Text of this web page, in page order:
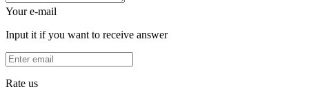
Your e-mail
Input it if you want to receive answer
Rate us